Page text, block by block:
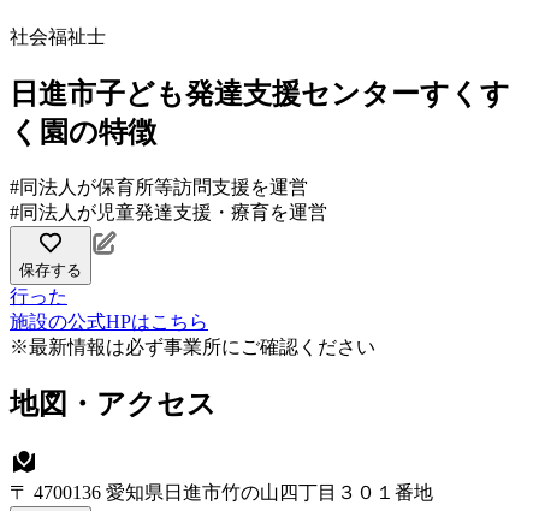
社会福祉士
日進市子ども発達支援センターすくす
く園の特徴
#同法人が保育所等訪問支援を運営
#同法人が児童発達支援・療育を運営
保存する
行った
施設の公式HPはこちら
※最新情報は必ず事業所にご確認ください
地図・アクセス
〒 4700136 愛知県日進市竹の山四丁目３０１番地